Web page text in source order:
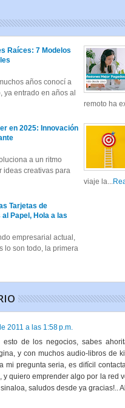
Raíces: 7 Modelos
años conocí a
ya entrado en años al
remoto ha
en 2025: Innovación
a un ritmo
ideas creativas para
viaje la...
Tarjetas de
Papel, Hola a las
empresarial actual,
lo son todo, la primera
2011 a las 1:58 p.m.
esto de los negocios, sabes
y con muchos audio-libros de
mi pregunta seria, es difícil
y quiero emprender algo por la red
saludos desde ya gracias!..